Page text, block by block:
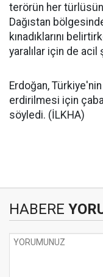
terörün her
Dağıstan
kınadıklarını
yaralılar için de
Erdoğan,
erdirilmesi için
söyledi. (İLKHA)
HABERE